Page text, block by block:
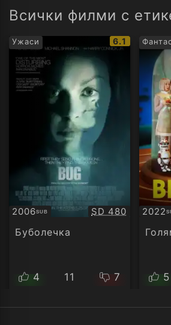
Всички филми с
Ужаси
IMDb
рейтинг:
6.1
2006SUB
Субтитри Качество:
SD 480
Буболечка
4 11 7
2022
5